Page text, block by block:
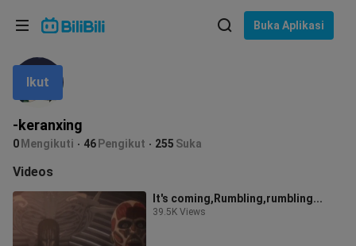
Buka Aplikasi
-keranxing
0 Mengikuti 46 Pengikut 255 Suka
Ikut
Videos
It's coming,Rumbling,rumbling...
39.5K Views
Bahasa: Bahasa Melayu
In
Pilih bahasa
English
ภาษาไทย
Tiếng Việt
Bahasa Melayu